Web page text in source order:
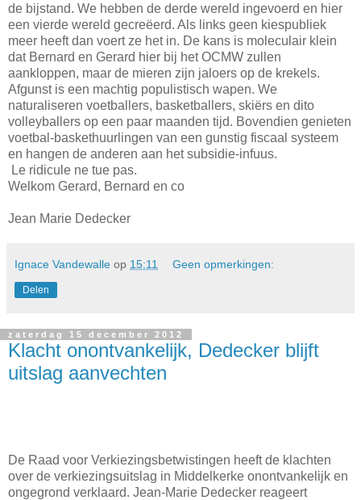
de bijstand. We hebben de derde wereld ingevoerd en hier
een vierde wereld gecreëerd. Als links geen kiespubliek
meer heeft dan voert ze het in. De kans is moleculair klein
dat Bernard en Gerard hier bij het OCMW zullen
aankloppen, maar de mieren zijn jaloers op de krekels.
Afgunst is een machtig populistisch wapen. We
naturaliseren voetballers, basketballers, skiërs en dito
volleyballers op een paar maanden tijd. Bovendien genieten
voetbal-baskethuurlingen van een gunstig fiscaal systeem
en hangen de anderen aan het subsidie-infuus.
Le ridicule ne tue pas.
Welkom Gerard, Bernard en co
Jean Marie Dedecker
Ignace Vandewalle op 15:11 Geen opmerkingen:
Delen
zaterdag 15 december 2012
Klacht onontvankelijk, Dedecker blijft
uitslag aanvechten
De Raad voor Verkiezingsbetwistingen heeft de klachten
over de verkiezingsuitslag in Middelkerke onontvankelijk en
ongegrond verklaard. Jean-Marie Dedecker reageert